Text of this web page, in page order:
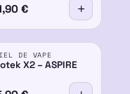
€
DE VAPE
X2 – ASPIRE